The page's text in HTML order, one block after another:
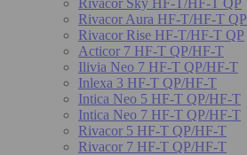
Rivacor Aura HF-T/HF-T QP
Rivacor Rise HF-T/HF-T QP
Acticor 7 HF-T QP/HF-T
Ilivia Neo 7 HF-T QP/HF-T
Inlexa 3 HF-T QP/HF-T
Intica Neo 5 HF-T QP/HF-T
Intica Neo 7 HF-T QP/HF-T
Rivacor 5 HF-T QP/HF-T
Rivacor 7 HF-T QP/HF-T